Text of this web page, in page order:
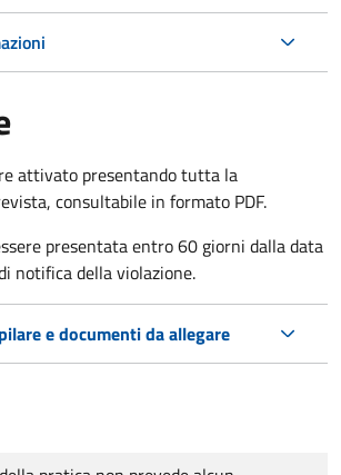
attivato presentando tutta la
consultabile in formato PDF.
presentata entro 60 giorni dalla data
notifica della violazione.
e documenti da allegare